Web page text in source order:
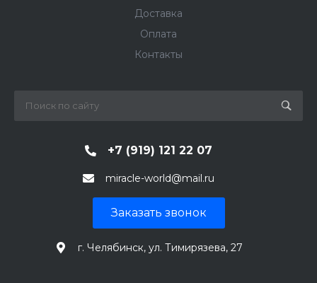
Доставка
Оплата
Контакты
+7 (919) 121 22 07
miracle-world@mail.ru
Заказать звонок
г. Челябинск, ул. Тимирязева, 27